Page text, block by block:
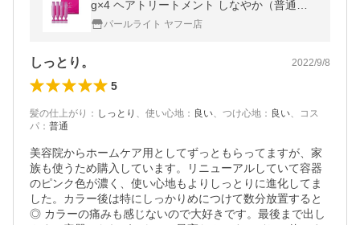
g×4 ヘアトリートメント しなやか（普通毛
向け）パールライト ヤフー店
しっとり。 2022/9/8
5
髪の仕上がり ： しっとり 、 使い心地 ： 良い、 つけ心地 ： 良い、
コス
パ ： 普通
美容院からホームケア用としてずっともらってますが、家
族も使うため購入しています。リニューアルしていて容器
のピンク色が濃く、使い心地もよりしっとりに進化してま
した。カラー後は特にしっかりめにつけて数分放置すると
◎ カラーの痛みも感じないので大好きです。最後まで出し